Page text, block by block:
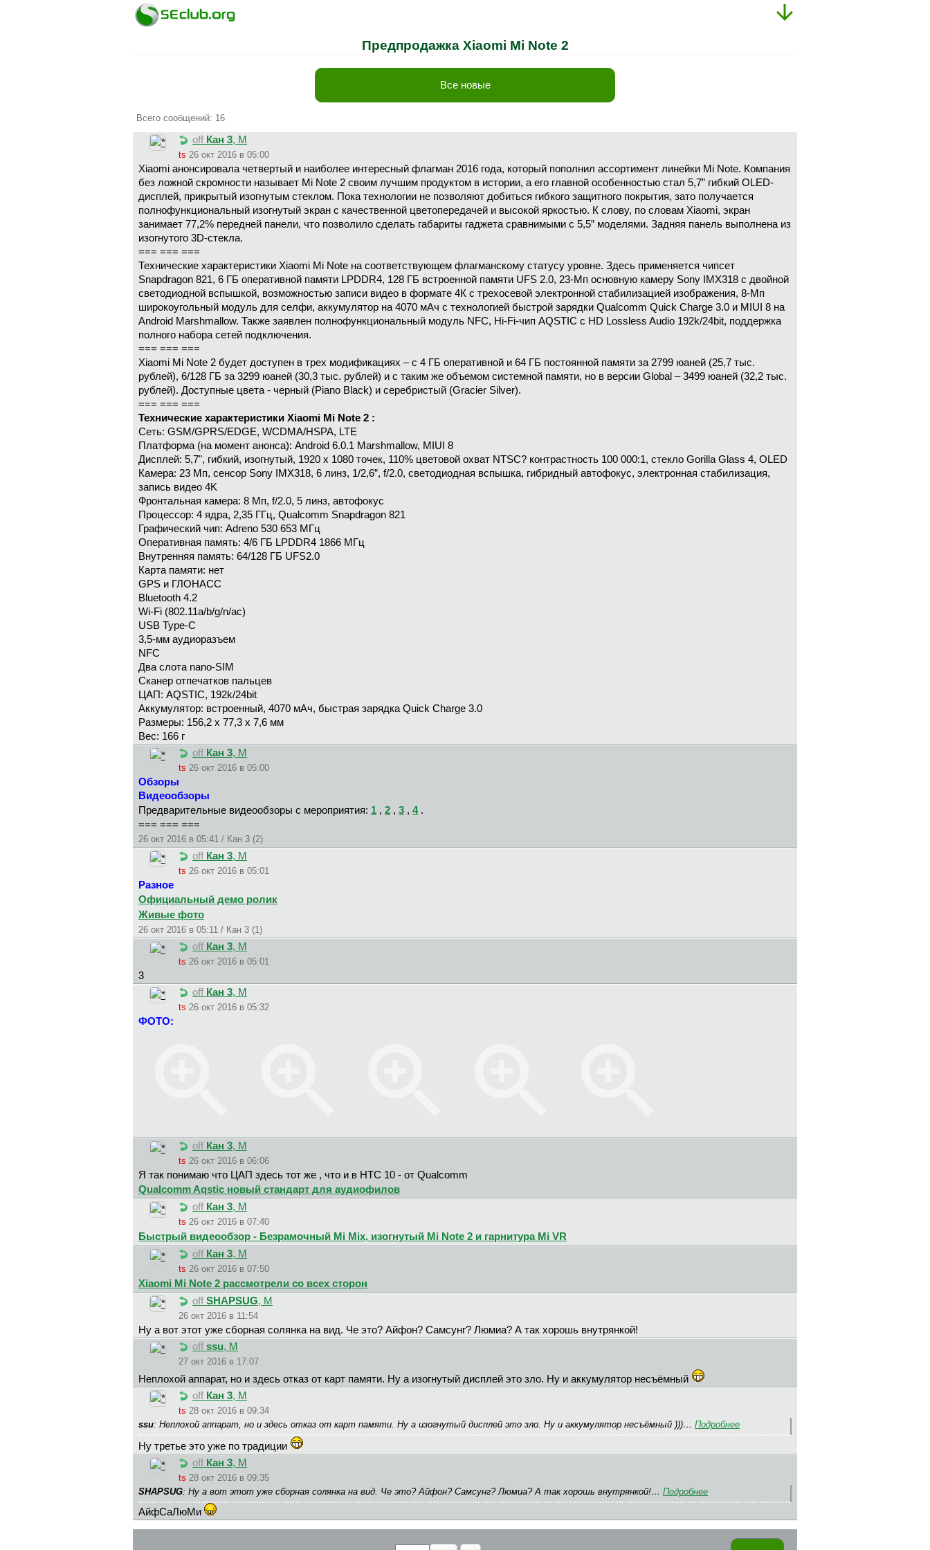
Предпродажка Xiaomi Mi Note 2
Все новые
Всего сообщений: 16
off Кан 3, М
ts 26 окт 2016 в 05:00
Xiaomi анонсировала четвертый и наиболее интересный флагман 2016 года, который пополнил ассортимент линейки Mi Note. Компания
без ложной скромности называет Mi Note 2 своим лучшим продуктом в истории, а его главной особенностью стал 5,7” гибкий OLED-
дисплей, прикрытый изогнутым стеклом. Пока технологии не позволяют добиться гибкого защитного покрытия, зато получается
полнофункциональный изогнутый экран с качественной цветопередачей и высокой яркостью. К слову, по словам Xiaomi, экран
занимает 77,2% передней панели, что позволило сделать габариты гаджета сравнимыми с 5,5” моделями. Задняя панель выполнена из
изогнутого 3D-стекла.
=== === ===
Технические характеристики Xiaomi Mi Note на соответствующем флагманскому статусу уровне. Здесь применяется чипсет
Snapdragon 821, 6 ГБ оперативной памяти LPDDR4, 128 ГБ встроенной памяти UFS 2.0, 23-Мп основную камеру Sony IMX318 с двойной
светодиодной вспышкой, возможностью записи видео в формате 4К с трехосевой электронной стабилизацией изображения, 8-Мп
широкоугольный модуль для селфи, аккумулятор на 4070 мАч с технологией быстрой зарядки Qualcomm Quick Charge 3.0 и MIUI 8 на
Android Marshmallow. Также заявлен полнофункциональный модуль NFC, Hi-Fi-чип AQSTIC с HD Lossless Audio 192k/24bit, поддержка
полного набора сетей подключения.
=== === ===
Xiaomi Mi Note 2 будет доступен в трех модификациях – с 4 ГБ оперативной и 64 ГБ постоянной памяти за 2799 юаней (25,7 тыс.
рублей), 6/128 ГБ за 3299 юаней (30,3 тыс. рублей) и с таким же объемом системной памяти, но в версии Global – 3499 юаней (32,2 тыс.
рублей). Доступные цвета - черный (Piano Black) и серебристый (Gracier Silver).
=== === ===
Технические характеристики Xiaomi Mi Note 2 :
Сеть: GSM/GPRS/EDGE, WCDMA/HSPA, LTE
Платформа (на момент анонса): Android 6.0.1 Marshmallow, MIUI 8
Дисплей: 5,7", гибкий, изогнутый, 1920 х 1080 точек, 110% цветовой охват NTSC? контрастность 100 000:1, стекло Gorilla Glass 4, OLED
Камера: 23 Мп, сенсор Sony IMX318, 6 линз, 1/2,6”, f/2.0, светодиодная вспышка, гибридный автофокус, электронная стабилизация,
запись видео 4K
Фронтальная камера: 8 Мп, f/2.0, 5 линз, автофокус
Процессор: 4 ядра, 2,35 ГГц, Qualcomm Snapdragon 821
Графический чип: Adreno 530 653 МГц
Оперативная память: 4/6 ГБ LPDDR4 1866 МГц
Внутренняя память: 64/128 ГБ UFS2.0
Карта памяти: нет
GPS и ГЛОНАСС
Bluetooth 4.2
Wi-Fi (802.11a/b/g/n/ac)
USB Type-C
3,5-мм аудиоразъем
NFC
Два слота nano-SIM
Сканер отпечатков пальцев
ЦАП: AQSTIC, 192k/24bit
Аккумулятор: встроенный, 4070 мАч, быстрая зарядка Quick Charge 3.0
Размеры: 156,2 х 77,3 х 7,6 мм
Вес: 166 г
off Кан 3, М
ts 26 окт 2016 в 05:00
Обзоры
Видеообзоры
Предварительные видеообзоры с мероприятия: 1 , 2 , 3 , 4.
=== === ===
26 окт 2016 в 05:41 / Кан 3 (2)
off Кан 3, М
ts 26 окт 2016 в 05:01
Разное
Официальный демо ролик
Живые фото
26 окт 2016 в 05:11 / Кан 3 (1)
off Кан 3, М
ts 26 окт 2016 в 05:01
3
off Кан 3, М
ts 26 окт 2016 в 05:32
ФОТО:
off Кан 3, М
ts 26 окт 2016 в 06:06
Я так понимаю что ЦАП здесь тот же , что и в HTC 10 - от Qualcomm
Qualcomm Aqstic новый стандарт для аудиофилов
off Кан 3, М
ts 26 окт 2016 в 07:40
Быстрый видеообзор - Безрамочный Mi Mix, изогнутый Mi Note 2 и гарнитура Mi VR
off Кан 3, М
ts 26 окт 2016 в 07:50
Xiaomi Mi Note 2 рассмотрели со всех сторон
off SHAPSUG, М
26 окт 2016 в 11:54
Ну а вот этот уже сборная солянка на вид. Че это? Айфон? Самсунг? Люмиа? А так хорошь внутрянкой!
off ssu, М
27 окт 2016 в 17:07
Неплохой аппарат, но и здесь отказ от карт памяти. Ну а изогнутый дисплей это зло. Ну и аккумулятор несъёмный
off Кан 3, М
ts 28 окт 2016 в 09:34
ssu: Неплохой аппарат, но и здесь отказ от карт памяти. Ну а изогнутый дисплей это зло. Ну и аккумулятор несъёмный )))… Подробнее
Ну третье это уже по традиции
off Кан 3, М
ts 28 окт 2016 в 09:35
SHAPSUG: Ну а вот этот уже сборная солянка на вид. Че это? Айфон? Самсунг? Люмиа? А так хорошь внутрянкой!… Подробнее
АйфСаЛюМи